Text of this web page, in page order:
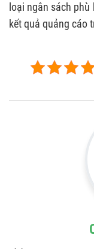
loại ngân sách
kết quả quảng cáo